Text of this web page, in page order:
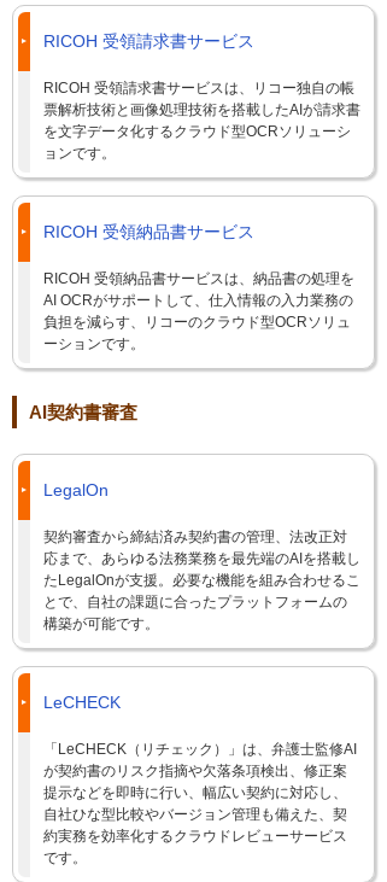
RICOH 受領請求書サービス
RICOH 受領請求書サービスは、リコー独自の帳
票解析技術と画像処理技術を搭載したAIが請求書
を文字データ化するクラウド型OCRソリューシ
ョンです。
RICOH 受領納品書サービス
RICOH 受領納品書サービスは、納品書の処理を
AI OCRがサポートして、仕入情報の入力業務の
負担を減らす、リコーのクラウド型OCRソリュ
ーションです。
AI契約書審査
LegalOn
契約審査から締結済み契約書の管理、法改正対
応まで、あらゆる法務業務を最先端のAIを搭載し
たLegalOnが支援。必要な機能を組み合わせるこ
とで、自社の課題に合ったプラットフォームの
構築が可能です。
LeCHECK
「LeCHECK（リチェック）」は、弁護士監修AI
が契約書のリスク指摘や欠落条項検出、修正案
提示などを即時に行い、幅広い契約に対応し、
自社ひな型比較やバージョン管理も備えた、契
約実務を効率化するクラウドレビューサービス
です。